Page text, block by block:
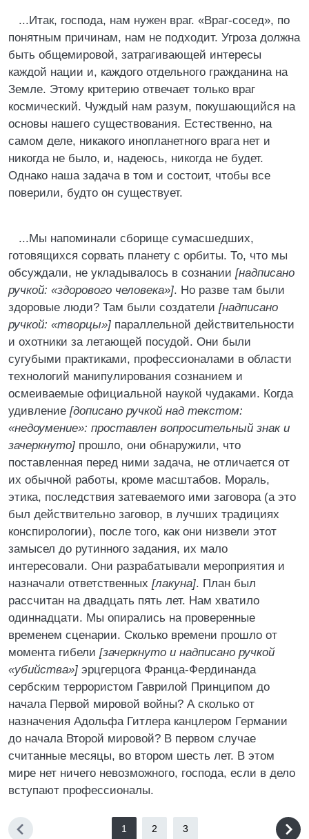
...Итак, господа, нам нужен враг. «Враг-сосед», по
понятным причинам, нам не подходит. Угроза должна
быть общемировой, затрагивающей интересы
каждой нации и, каждого отдельного гражданина на
Земле. Этому критерию отвечает только враг
космический. Чуждый нам разум, покушающийся на
основы нашего существования. Естественно, на
самом деле, никакого инопланетного врага нет и
никогда не было, и, надеюсь, никогда не будет.
Однако наша задача в том и состоит, чтобы все
поверили, будто он существует.
...Мы напоминали сборище сумасшедших,
готовящихся сорвать планету с орбиты. То, что мы
обсуждали, не укладывалось в сознании [надписано
ручкой: «здорового человека»]. Но разве там были
здоровые люди? Там были создатели [надписано
ручкой: «творцы»] параллельной действительности
и охотники за летающей посудой. Они были
сугубыми практиками, профессионалами в области
технологий манипулирования сознанием и
осмеиваемые официальной наукой чудаками. Когда
удивление [дописано ручкой над текстом:
«недоумение»: проставлен вопросительный знак и
зачеркнуто] прошло, они обнаружили, что
поставленная перед ними задача, не отличается от
их обычной работы, кроме масштабов. Мораль,
этика, последствия затеваемого ими заговора (а это
был действительно заговор, в лучших традициях
конспирологии), после того, как они низвели этот
замысел до рутинного задания, их мало
интересовали. Они разрабатывали мероприятия и
назначали ответственных [лакуна]. План был
рассчитан на двадцать пять лет. Нам хватило
одиннадцати. Мы опирались на проверенные
временем сценарии. Сколько времени прошло от
момента гибели [зачеркнуто и надписано ручкой
«убийства»] эрцгерцога Франца-Фердинанда
сербским террористом Гаврилой Принципом до
начала Первой мировой войны? А сколько от
назначения Адольфа Гитлера канцлером Германии
до начала Второй мировой? В первом случае
считанные месяцы, во втором шесть лет. В этом
мире нет ничего невозможного, господа, если в дело
вступают профессионалы.
1 2 3